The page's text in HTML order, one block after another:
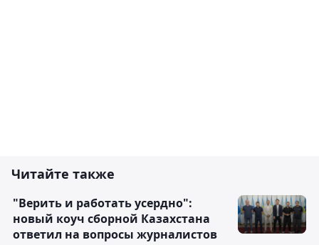
Читайте также
"Верить и работать усердно":
новый коуч сборной Казахстана
ответил на вопросы журналистов